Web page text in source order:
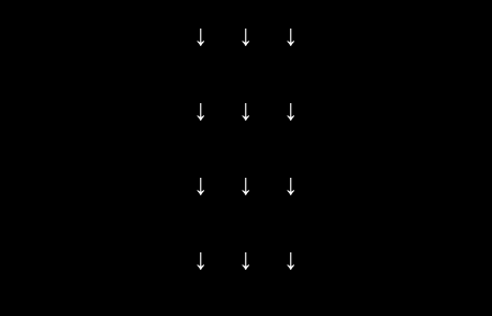
↓ ↓ ↓
↓ ↓ ↓
↓ ↓ ↓
↓ ↓ ↓